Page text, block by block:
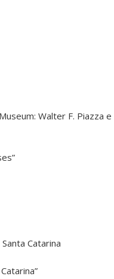
Walter F. Piazza e
Catarina